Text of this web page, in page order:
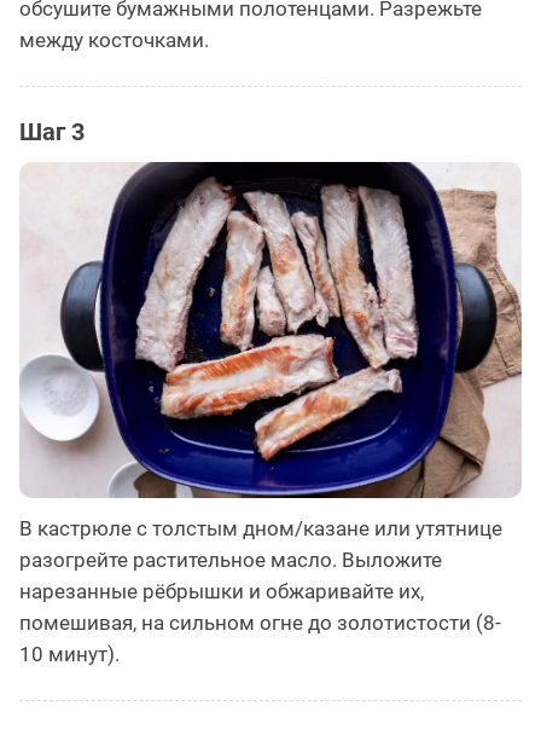
обсушите бумажными полотенцами. Разрежьте
между косточками.
Шаг 3
В кастрюле с толстым дном/казане или утятнице
разогрейте растительное масло. Выложите
нарезанные рёбрышки и обжаривайте их,
помешивая, на сильном огне до золотистости (8-
10 минут).